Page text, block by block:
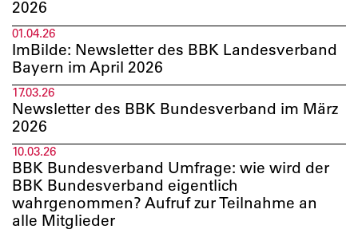
2026
01.04.26
ImBilde: Newsletter des BBK Landesverband
Bayern im April 2026
17.03.26
Newsletter des BBK Bundesverband im März
2026
10.03.26
BBK Bundesverband Umfrage: wie wird der
BBK Bundesverband eigentlich
wahrgenommen? Aufruf zur Teilnahme an
alle Mitglieder